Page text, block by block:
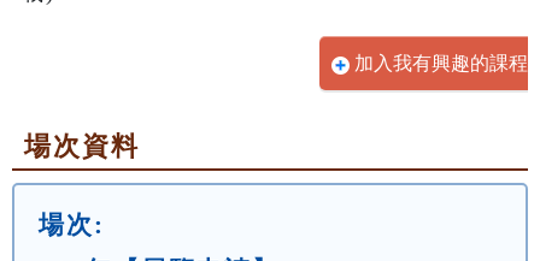
加入我有興趣的課程
場次資料
場次: